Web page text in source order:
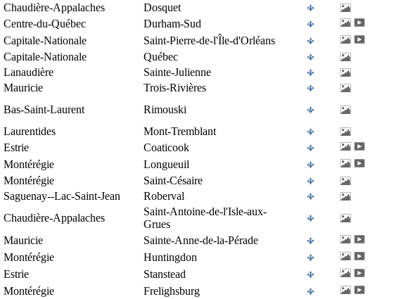
Chaudière-Appalaches
Dosquet
Centre-du-Québec
Durham-Sud
Capitale-Nationale
Saint-Pierre-de-l'Île-d'Orléans
Capitale-Nationale
Québec
Lanaudière
Sainte-Julienne
Mauricie
Trois-Rivières
Bas-Saint-Laurent
Rimouski
Laurentides
Mont-Tremblant
Estrie
Coaticook
Montérégie
Longueuil
Montérégie
Saint-Césaire
Saguenay--Lac-Saint-Jean
Roberval
Chaudière-Appalaches
Saint-Antoine-de-l'Isle-aux-
Grues
Mauricie
Sainte-Anne-de-la-Pérade
Montérégie
Huntingdon
Estrie
Stanstead
Montérégie
Frelighsburg